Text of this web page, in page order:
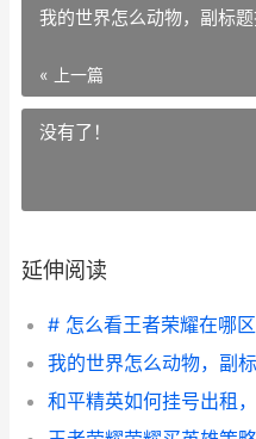
我的世界怎么动物，副标
« 上一篇
没有了！
延伸阅读
和平精英如何挂号出租